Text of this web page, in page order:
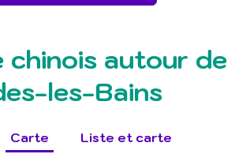
chinois autour de
les-Bains
Carte Liste et carte